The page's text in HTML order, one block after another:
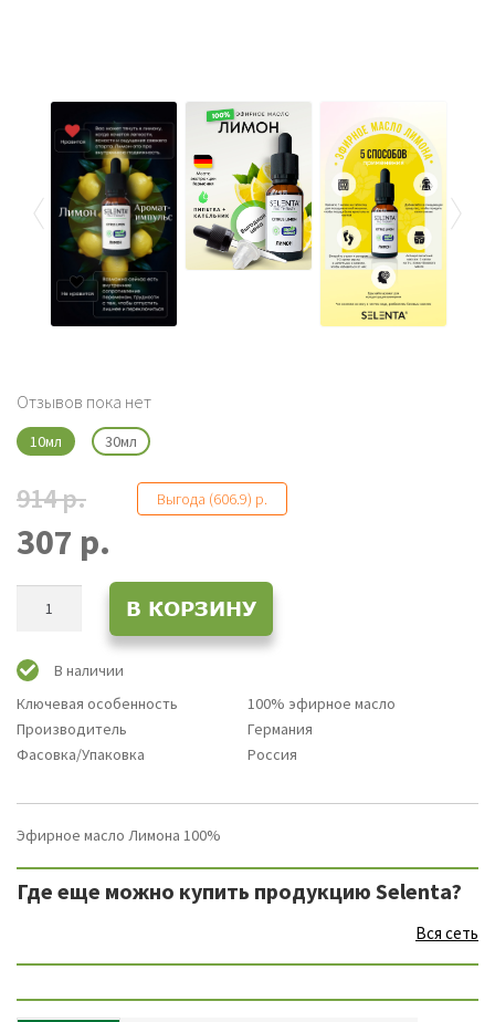
Отзывов пока нет
10мл 30мл
914 р. Выгода (606.9) р.
307 р.
товара
Эфирное
масло
Лимон
100%
В КОРЗИНУ
В наличии
Ключевая особенность
100% эфирное масло
Производитель
Германия
Фасовка/Упаковка
Россия
Эфирное масло Лимона 100%
Где еще можно купить продукцию Selenta?
Вся сеть